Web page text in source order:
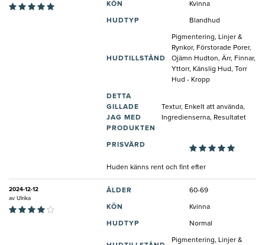
KÖN Kvinna
HUDTYP Blandhud
HUDTILLSTÅND
Pigmentering, Linjer &
Rynkor, Förstorade Porer,
Ojämn Hudton, Ärr, Finnar,
Yttorr, Känslig Hud, Torr
Hud - Kropp
DETTA
GILLADE
JAG MED
PRODUKTEN
Textur, Enkelt att använda,
Ingredienserna, Resultatet
PRISVÄRD
Huden känns rent och fint efter
2024-12-12
av Ulrika
ÅLDER 60-69
KÖN Kvinna
HUDTYP Normal
Pigmentering, Linjer &